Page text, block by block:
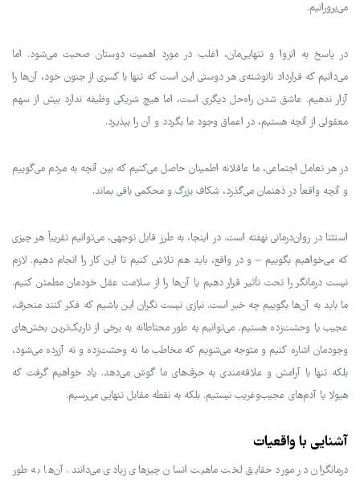
می‌پرورانیم.
در پاسخ به انزوا و تنهایی‌مان، اغلب در مورد اهمیت دوستان صحبت می‌شود. اما
می‌دانیم که قرارداد نانوشته‌ی هر دوستی این است که تنها با کسری از جنون خود، آن‌ها را
آزار ندهیم. عاشق شدن راه‌حل دیگری است، اما هیچ شریکی وظیفه ندارد بیش از سهم
معقولی از آنچه هستیم، در اعماق وجود ما بگردد و آن را بپذیرد.
در هر تعامل اجتماعی، ما عاقلانه اطمینان حاصل می‌کنیم که بین آنچه به مردم می‌گوییم
و آنچه واقعاً در ذهنمان می‌گذرد، شکاف بزرگ و محکمی باقی بماند.
استثنا در روان‌درمانی نهفته است. در اینجا، به طرز قابل توجهی، می‌توانیم تقریباً هر چیزی
که می‌خواهیم بگوییم – و در واقع، باید هم تلاش کنیم تا این کار را انجام دهیم. لازم
نیست درمانگر را تحت تأثیر قرار دهیم یا آن‌ها را از سلامت عقل خودمان مطمئن کنیم.
ما باید به آن‌ها بگوییم چه خبر است. نیازی نیست نگران این باشیم که فکر کنند منحرف،
عجیب یا وحشت‌زده هستیم. می‌توانیم به طور محتاطانه به برخی از تاریک‌ترین بخش‌های
وجودمان اشاره کنیم و متوجه می‌شویم که مخاطب ما نه وحشت‌زده و نه آزرده می‌شود،
بلکه تنها با آرامش و علاقه‌مندی به حرف‌های ما گوش می‌دهد. یاد خواهیم گرفت که
هیولا یا آدم‌های عجیب‌وغریب نیستیم. بلکه به نقطه مقابل تنهایی می‌رسیم.
آشنایی با واقعیات
درمانگران در مورد حقایق لخت ماهیت انسان چیزهای زیادی می‌دانند. آن‌ها به طور